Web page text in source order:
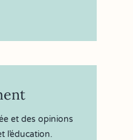
et des opinions
l’éducation.